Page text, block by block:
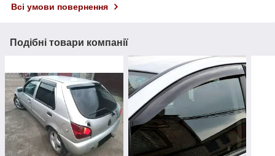
Всі умови повернення
Подібні товари компанії